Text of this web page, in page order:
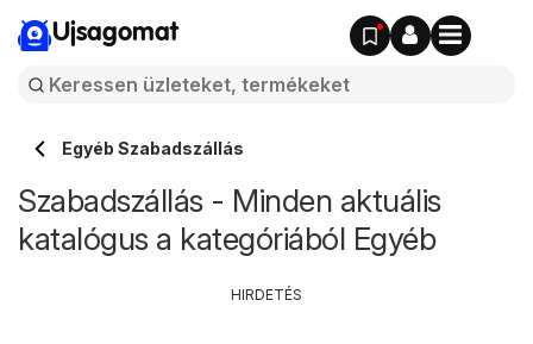
Ujsagomat
Egyéb Szabadszállás
Szabadszállás - Minden aktuális
katalógus a kategóriából Egyéb
HIRDETÉS